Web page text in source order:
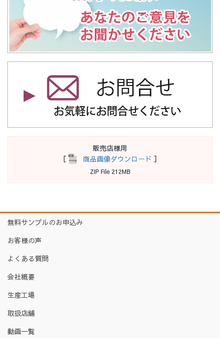
販売店様用
［
商品画像ダウンロード ］
ZIP File 212MB
無料サンプルのお申込み
お客様の声
よくある質問
会社概要
生産工場
取扱店舗
動画一覧